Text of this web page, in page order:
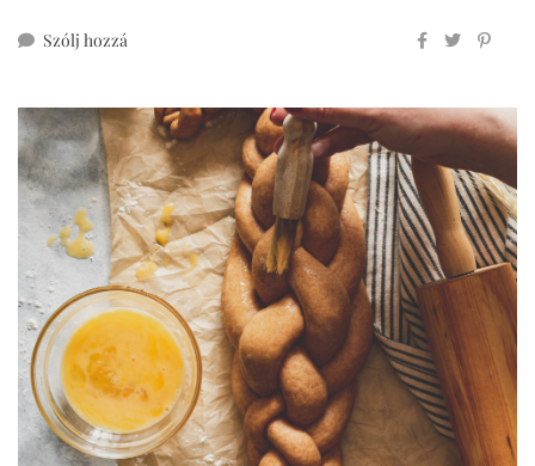
Szólj hozzá
(vegán,
teljes
kiőrlésű)